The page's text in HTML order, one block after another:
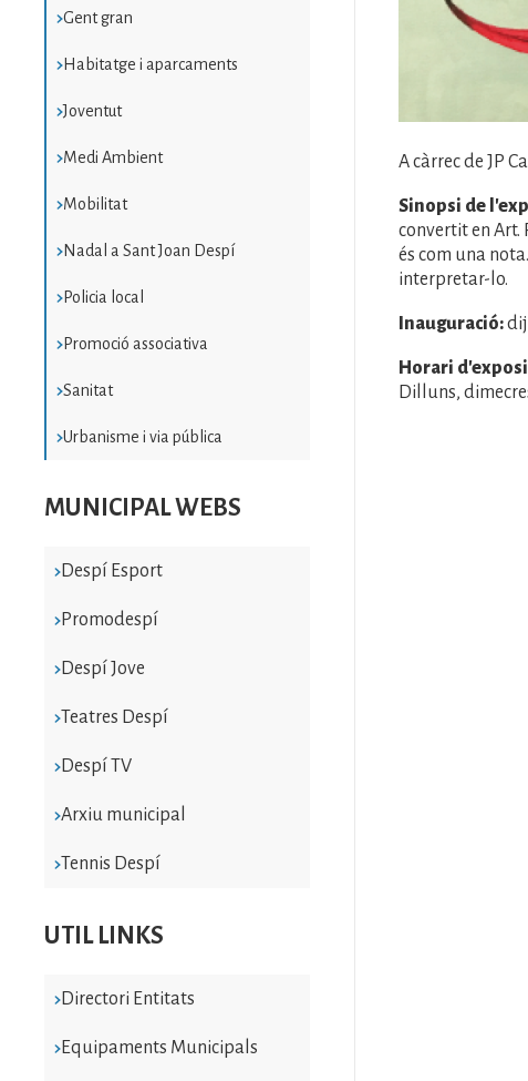
Gent gran
Habitatge i aparcaments
Joventut
Medi Ambient
Mobilitat
Nadal a Sant Joan Despí
Policia local
Promoció associativa
Sanitat
Urbanisme i via pública
MUNICIPAL WEBS
Despí Esport
Promodespí
Despí Jove
Teatres Despí
Despí TV
Arxiu municipal
Tennis Despí
UTIL LINKS
Directori Entitats
Equipaments Municipals
A càrrec de JP
Sinopsi de
convertit en
és com una
interpretar-lo.
Inauguració:
Horari
Dilluns,